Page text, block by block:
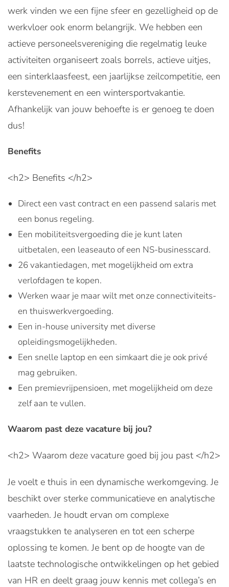
werk vinden we een fijne sfeer en gezelligheid op de
werkvloer ook enorm belangrijk. We hebben een
actieve personeelsvereniging die regelmatig leuke
activiteiten organiseert zoals borrels, actieve uitjes,
een sinterklaasfeest, een jaarlijkse zeilcompetitie, een
kerstevenement en een wintersportvakantie.
Afhankelijk van jouw behoefte is er genoeg te doen
dus!
Benefits
<h2> Benefits </h2>
Direct een vast contract en een passend salaris met
een bonus regeling.
Een mobiliteitsvergoeding die je kunt laten
uitbetalen, een leaseauto of een NS-businesscard.
26 vakantiedagen, met mogelijkheid om extra
verlofdagen te kopen.
Werken waar je maar wilt met onze connectiviteits-
en thuiswerkvergoeding.
Een in-house university met diverse
opleidingsmogelijkheden.
Een snelle laptop en een simkaart die je ook privé
mag gebruiken.
Een premievrijpensioen, met mogelijkheid om deze
zelf aan te vullen.
Waarom past deze vacature bij jou?
<h2> Waarom deze vacature goed bij jou past </h2>
Je voelt e thuis in een dynamische werkomgeving. Je
beschikt over sterke communicatieve en analytische
vaarheden. Je houdt ervan om complexe
vraagstukken te analyseren en tot een scherpe
oplossing te komen. Je bent op de hoogte van de
laatste technologische ontwikkelingen op het gebied
van HR en deelt graag jouw kennis met collega’s en